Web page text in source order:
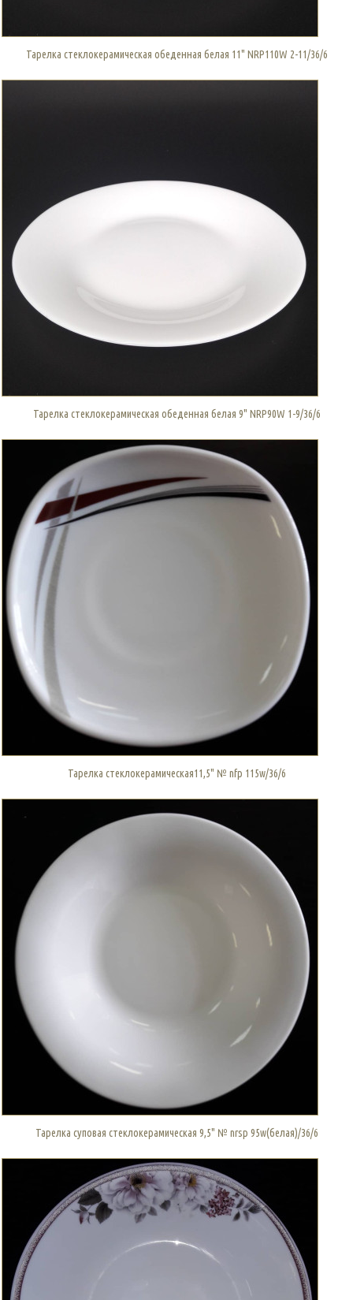
Тарелка стеклокерамическая обеденная белая 11" NRP110W 2-11/36/6
Тарелка стеклокерамическая обеденная белая 9" NRP90W 1-9/36/6
Тарелка стеклокерамическая11,5" № nfp 115w/36/6
Тарелка суповая стеклокерамическая 9,5" № nrsp 95w(белая)/36/6